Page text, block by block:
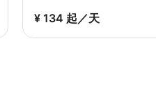
¥ 134 起／天